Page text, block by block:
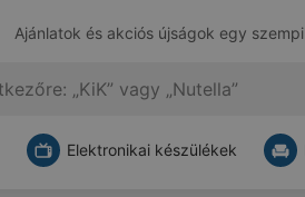
Ajánlatok és akciós újságok egy
Elektronikai készülékek